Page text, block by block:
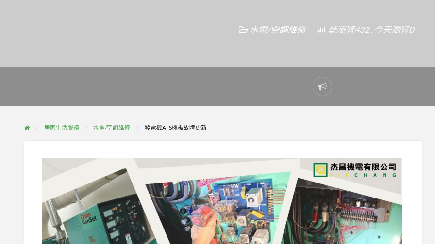
水電/空調維修 總瀏覽432 , 今天瀏覽0
Report
problem
居家生活服務 水電/空調維修 發電機ATS機板故障更新